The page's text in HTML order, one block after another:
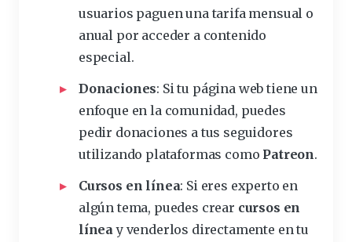
usuarios paguen una tarifa mensual o
anual por acceder a contenido
especial.
Donaciones: Si tu página web tiene un
enfoque en la comunidad, puedes
pedir donaciones a tus seguidores
utilizando plataformas como Patreon.
Cursos en línea: Si eres experto en
algún tema, puedes crear cursos en
línea y venderlos directamente en tu